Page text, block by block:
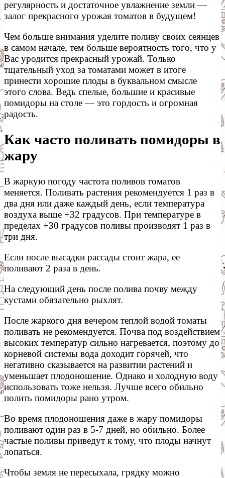
регулярность и достаточное увлажнение земли —
залог прекрасного урожая томатов в будущем!
Чем больше внимания уделите поливу своих сеянцев
в самом начале, тем больше вероятность того, что у
Вас уродится прекрасный урожай. Только
тщательный уход за томатами может в итоге
принести хорошие плоды в буквальном смысле
этого слова. Ведь спелые, большие и красивые
помидоры на столе — это гордость и огромная
радость.
Как часто поливать помидоры в
жару
В жаркую погоду частота поливов томатов
меняется. Поливать растения рекомендуется 1 раз в
два дня или даже каждый день, если температура
воздуха выше +32 градусов. При температуре в
пределах +30 градусов поливы производят 1 раз в
три дня.
Если после высадки рассады стоит жара, ее
поливают 2 раза в день.
На следующий день после полива почву между
кустами обязательно рыхлят.
После жаркого дня вечером теплой водой томаты
поливать не рекомендуется. Почва под воздействием
высоких температур сильно нагревается, поэтому до
корневой системы вода доходит горячей, что
негативно сказывается на развитии растений и
уменьшает плодоношение. Однако и холодную воду
использовать тоже нельзя. Лучше всего обильно
полить помидоры рано утром.
Во время плодоношения даже в жару помидоры
поливают один раз в 5-7 дней, но обильно. Более
частые поливы приведут к тому, что плоды начнут
лопаться.
Чтобы земля не пересыхала, грядку можно